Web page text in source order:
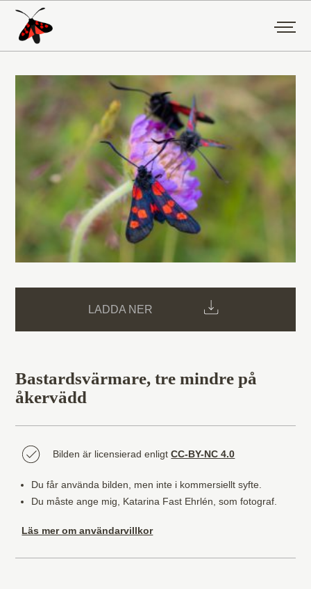
LADDA NER
Bastardsvärmare, tre mindre på
åkervädd
Bilden är licensierad enligtCC-BY-NC 4.0
Du får använda bilden, men inte i kommersiellt syfte.
Du måste ange mig, Katarina Fast Ehrlén, som fotograf.
Läs mer om användarvillkor